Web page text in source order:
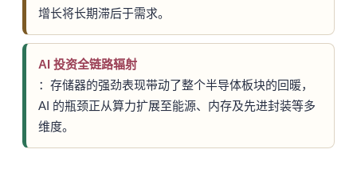
增长将长期滞后于需求。
AI 投资全链路辐射
：存储器的强劲表现带动了整个半导体板块的回暖，
AI 的瓶颈正从算力扩展至能源、内存及先进封装等多
维度。